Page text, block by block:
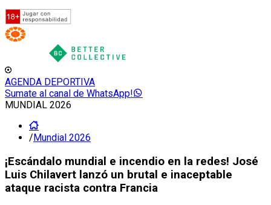
AGENDA DEPORTIVA
Sumate al canal de WhatsApp!
MUNDIAL 2026
/Mundial 2026
¡Escándalo mundial e incendio en la redes! José
Luis Chilavert lanzó un brutal e inaceptable
ataque racista contra Francia